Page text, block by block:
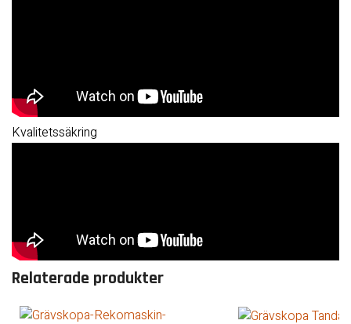
Kvalitetssäkring
Relaterade produkter